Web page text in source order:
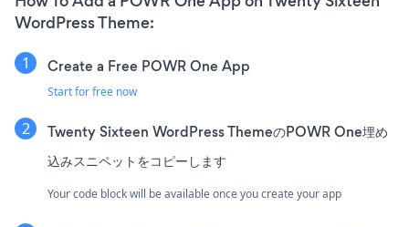
WordPress Theme:
Create a Free POWR One App
Start for free now
Twenty Sixteen WordPress ThemeのPOWR One埋め
込みスニペットをコピーします
Your code block will be available once you create your app